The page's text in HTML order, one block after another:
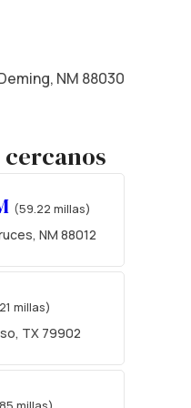
NM 88030
(59.22 millas)
NM 88012
millas)
TX 79902